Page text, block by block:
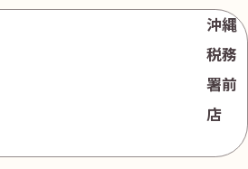
メールで無料相談する
沖縄
税務
署前
店